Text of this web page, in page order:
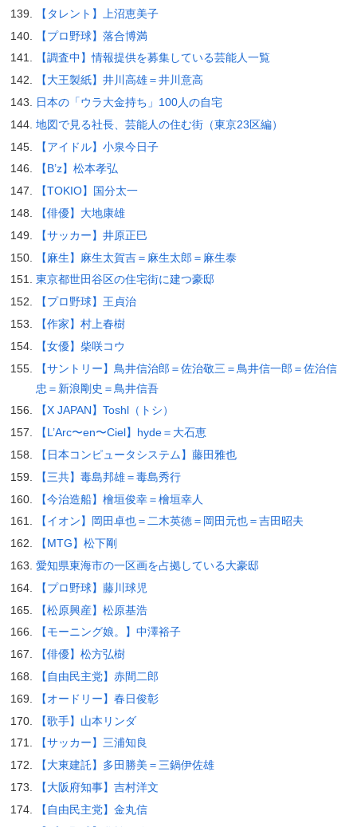
【タレント】上沼恵美子
【プロ野球】落合博満
【調査中】情報提供を募集している芸能人一覧
【大王製紙】井川高雄＝井川意高
日本の「ウラ大金持ち」100人の自宅
地図で見る社長、芸能人の住む街（東京23区編）
【アイドル】小泉今日子
【B’z】松本孝弘
【TOKIO】国分太一
【俳優】大地康雄
【サッカー】井原正巳
【麻生】麻生太賀吉＝麻生太郎＝麻生泰
東京都世田谷区の住宅街に建つ豪邸
【プロ野球】王貞治
【作家】村上春樹
【女優】柴咲コウ
【サントリー】鳥井信治郎＝佐治敬三＝鳥井信一郎＝佐治信
忠＝新浪剛史＝鳥井信吾
【X JAPAN】Toshl（トシ）
【L’Arc〜en〜Ciel】hyde＝大石恵
【日本コンピュータシステム】藤田雅也
【三共】毒島邦雄＝毒島秀行
【今治造船】檜垣俊幸＝檜垣幸人
【イオン】岡田卓也＝二木英徳＝岡田元也＝吉田昭夫
【MTG】松下剛
愛知県東海市の一区画を占拠している大豪邸
【プロ野球】藤川球児
【松原興産】松原基浩
【モーニング娘。】中澤裕子
【俳優】松方弘樹
【自由民主党】赤間二郎
【オードリー】春日俊彰
【歌手】山本リンダ
【サッカー】三浦知良
【大東建託】多田勝美＝三鍋伊佐雄
【大阪府知事】吉村洋文
【自由民主党】金丸信